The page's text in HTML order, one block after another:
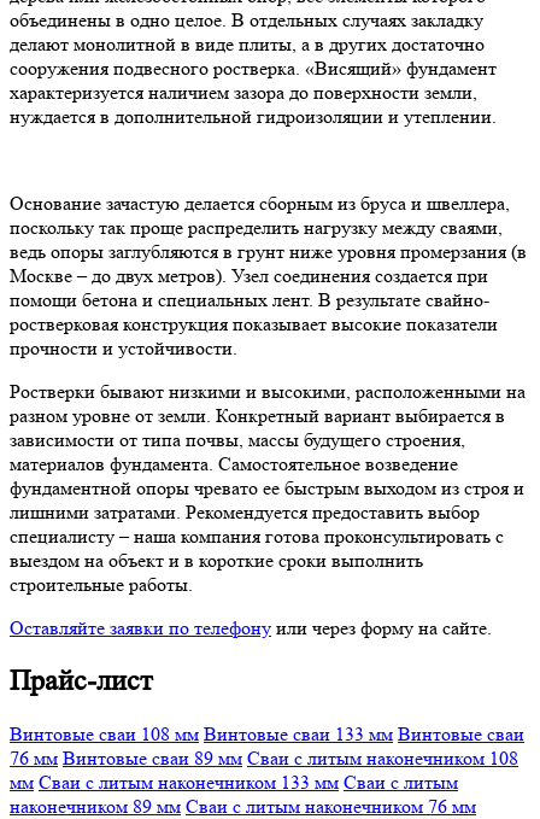
объединены в одно целое. В отдельных случаях закладку
делают монолитной в виде плиты, а в других достаточно
сооружения подвесного ростверка. «Висящий» фундамент
характеризуется наличием зазора до поверхности земли,
нуждается в дополнительной гидроизоляции и утеплении.
Основание зачастую делается сборным из бруса и швеллера,
поскольку так проще распределить нагрузку между сваями,
ведь опоры заглубляются в грунт ниже уровня промерзания (в
Москве – до двух метров). Узел соединения создается при
помощи бетона и специальных лент. В результате свайно-
ростверковая конструкция показывает высокие показатели
прочности и устойчивости.
Ростверки бывают низкими и высокими, расположенными на
разном уровне от земли. Конкретный вариант выбирается в
зависимости от типа почвы, массы будущего строения,
материалов фундамента. Самостоятельное возведение
фундаментной опоры чревато ее быстрым выходом из строя и
лишними затратами. Рекомендуется предоставить выбор
специалисту – наша компания готова проконсультировать с
выездом на объект и в короткие сроки выполнить
строительные работы.
Оставляйте заявки по телефону или через форму на сайте.
Прайс-лист
Винтовые сваи 108 мм Винтовые сваи 133 мм Винтовые сваи
76 мм Винтовые сваи 89 мм Сваи с литым наконечником 108
мм Сваи с литым наконечником 133 мм Сваи с литым
наконечником 89 мм Сваи с литым наконечником 76 мм